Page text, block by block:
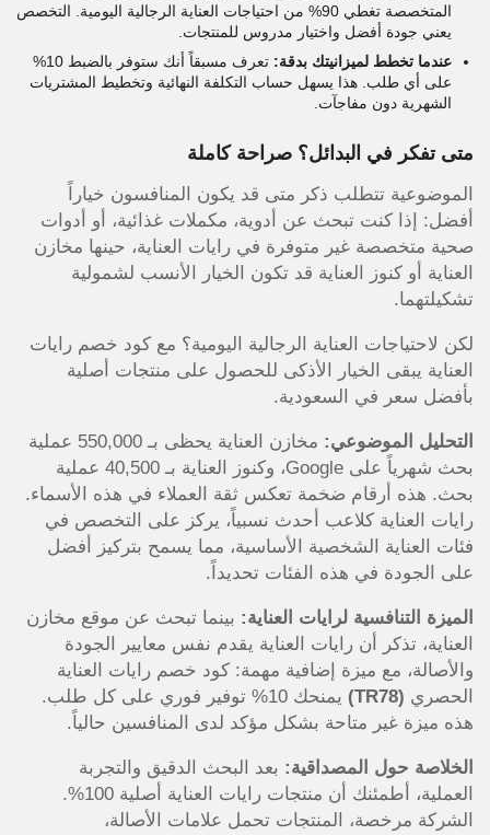
المتخصصة تغطي 90% من احتياجات العناية الرجالية اليومية. التخصص
يعني جودة أفضل واختيار مدروس للمنتجات.
عندما تخطط لميزانيتك بدقة:
تعرف مسبقاً أنك ستوفر بالضبط 10%
على أي طلب. هذا يسهل حساب التكلفة النهائية وتخطيط المشتريات
الشهرية دون مفاجآت.
متى تفكر في البدائل؟ صراحة كاملة
الموضوعية تتطلب ذكر متى قد يكون المنافسون خياراً
أفضل: إذا كنت تبحث عن أدوية، مكملات غذائية، أو أدوات
صحية متخصصة غير متوفرة في رايات العناية، حينها مخازن
العناية أو كنوز العناية قد تكون الخيار الأنسب لشمولية
تشكيلتهما.
لكن لاحتياجات العناية الرجالية اليومية؟ مع كود خصم رايات
العناية يبقى الخيار الأذكى للحصول على منتجات أصلية
بأفضل سعر في السعودية.
التحليل الموضوعي:
مخازن العناية يحظى بـ 550,000 عملية
بحث شهرياً على Google، وكنوز العناية بـ 40,500 عملية
بحث. هذه أرقام ضخمة تعكس ثقة العملاء في هذه الأسماء.
رايات العناية كلاعب أحدث نسبياً، يركز على التخصص في
فئات العناية الشخصية الأساسية، مما يسمح بتركيز أفضل
على الجودة في هذه الفئات تحديداً.
الميزة التنافسية لرايات العناية: بينما تبحث عن موقع مخازن
العناية، تذكر أن رايات العناية يقدم نفس معايير الجودة
والأصالة، مع ميزة إضافية مهمة: كود خصم رايات العناية
الحصري (
TR78)
يمنحك 10% توفير فوري على كل طلب.
هذه ميزة غير متاحة بشكل مؤكد لدى المنافسين حالياً.
الخلاصة حول المصداقية: بعد البحث الدقيق والتجربة
العملية، أطمئنك أن منتجات رايات العناية أصلية 100%.
الشركة مرخصة، المنتجات تحمل علامات الأصالة،